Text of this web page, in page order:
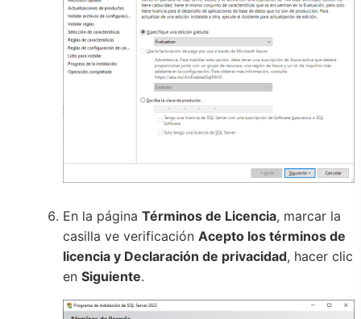
En la página Términos de Licencia, marcar la
casilla ve verificación Acepto los términos de
licencia y Declaración de privacidad, hacer clic
en Siguiente.